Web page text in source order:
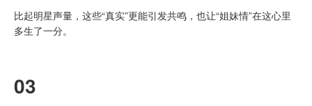
比起明星声量，这些“真实”更能引发共鸣，也让“姐妹情”在这心里
多生了一分。
03